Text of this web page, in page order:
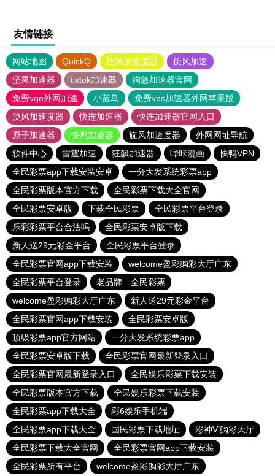
友情链接
网站地图 QuickQ 旋风加速度器
旋风加速
坚果加速器
tiktok加速器
狗急加速器官网
免费vqn外网加速
小蓝鸟
免费vps加速器外网苹果版
旋风加速度器
快连加速器
快连加速器官网入口
原子加速器
快鸭加速器 旋风加速度器
外网网址导航
软件中心
雷霆加速 狂飙加速器 哔咔漫画
快鸭VPN
全民彩票app下载安装安卓
一分大发系统彩票app
全民彩票版本官方下载
全民彩票下载大全官网
全民彩票安卓版
下载全民彩票
全民彩票平台登录
乐彩彩票平台合法吗
全民彩票安卓版下载
新人送29元彩金平台
全民彩票平台登录
全民彩票官网app下载安装
welcome盈彩购彩大厅广东
全民彩票平台登录
老品牌—全民彩票
welcome盈彩购彩大厅广东
新人送29元彩金平台
全民彩票官网app下载安装
全民彩票安卓版
顶级彩票app官方网站
一分大发系统彩票app
全民彩票安卓版下载
全民彩票官网最新登录入口
全民彩票官网最新登录入口
全民娱乐彩票下载安装
全民彩票版本官方下载
全民娱乐彩票下载安装
全民彩票app下载大全
彩6娱乐手机端
全民彩票app下载大全
国民彩票下载地址
彩神Vl购彩大厅
全民彩票下载大全官网
全民彩票官网app下载安装
全民彩票所有平台
welcome盈彩购彩大厅广东